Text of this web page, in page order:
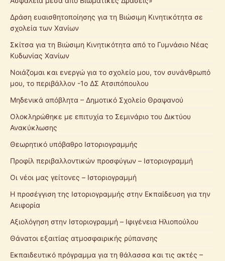
Δράση ευαισθητοποίησης για τη Βιώσιμη Κινητικότητα σε
σχολεία των Χανίων
Σκίτσα για τη Βιώσιμη Κινητικότητα από το Γυμνάσιο Νέας
Κυδωνίας Χανίων
Νοιάζομαι και ενεργώ για το σχολείο μου, τον συνάνθρωπό
μου, το περιβάλλον -1ο ΔΣ Ατσιπόπουλου
Μηδενικά απόβλητα – Δημοτικό Σχολείο Θραψανού
Ολοκληρώθηκε με επιτυχία το Σεμινάριο του Δικτύου
Ανακύκλωσης
Θεωρητικό υπόβαθρο Ιστοριογραμμής
Προφίλ περιβαλλοντικών προσφύγων – Ιστοριογραμμή
Οι νέοι μας γείτονες – Ιστοριογραμμή
Η προσέγγιση της Ιστοριογραμμής στην Εκπαίδευση για την
Αειφορία
Αξιολόγηση στην Ιστοριογραμμή – Ιφιγένεια Ηλιοπούλου
Θάνατοι εξαιτίας ατμοσφαιρικής ρύπανσης
Εκπαιδευτικό πρόγραμμα για τη θάλασσα και τις ακτές –